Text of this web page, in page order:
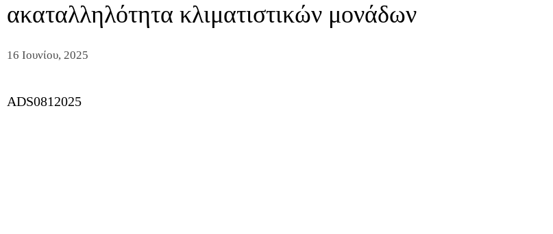
ακαταλληλότητα κλιματιστικών μονάδων
16 Ιουνίου, 2025
ADS0812025